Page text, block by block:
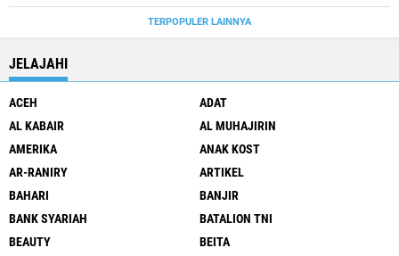
TERPOPULER LAINNYA
JELAJAHI
ACEH
ADAT
AL KABAIR
AL MUHAJIRIN
AMERIKA
ANAK KOST
AR-RANIRY
ARTIKEL
BAHARI
BANJIR
BANK SYARIAH
BATALION TNI
BEAUTY
BEITA